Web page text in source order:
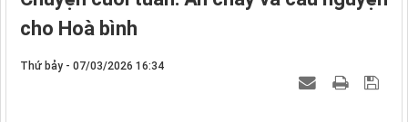
cho Hoà bình
Thứ bảy - 07/03/2026 16:34